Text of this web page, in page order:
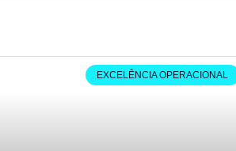
EXCELÊNCIA OPERACIONAL